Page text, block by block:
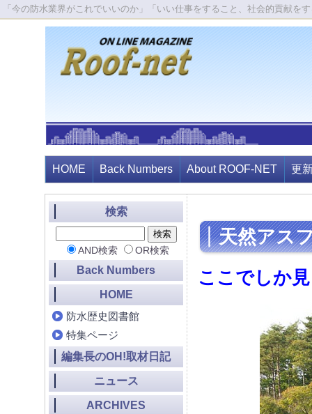
「今の防水業界がこれでいいのか」「いい仕事をすること、社会的貢献
HOME Back Numbers About ROOF-NET 更
天然アス
ここでしか
検索
AND検索 OR検索
Back Numbers
HOME
防水歴史図書館
特集ページ
編集長のOH!取材日記
ニュース
ARCHIVES